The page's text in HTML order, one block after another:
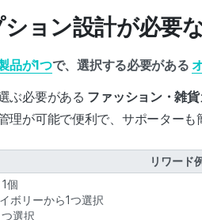
ョン設計が必要
品が1つで、選択する必要がある
ぶ必要がある ファッション・雑貨
理が可能で便利で、サポーター
リワード
個
ボリーから1つ選択
選択